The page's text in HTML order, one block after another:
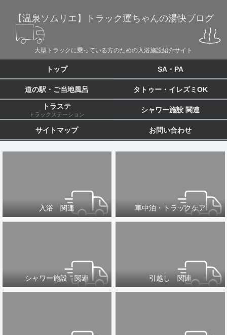
【温泉ソムリエ】トラック運ちゃんの湯快ブログ
大型トラックに乗っている方のための入浴施設紹介サイト
トップ SA・PA
道の駅・ご当地風呂 タトゥー・イレズミOK
トラステ
トラックステーション
シャワー施設 関連
サイトマップ お問い合わせ
入浴 関連 車中泊・トラックケア
シャワー施設 関連 引越し 関連